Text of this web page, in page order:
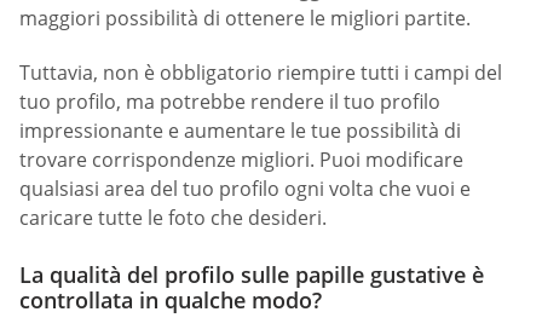
maggiori possibilità di ottenere le migliori partite.
Tuttavia, non è obbligatorio riempire tutti i campi del
tuo profilo, ma potrebbe rendere il tuo profilo
impressionante e aumentare le tue possibilità di
trovare corrispondenze migliori. Puoi modificare
qualsiasi area del tuo profilo ogni volta che vuoi e
caricare tutte le foto che desideri.
La qualità del profilo sulle papille gustative è
controllata in qualche modo?